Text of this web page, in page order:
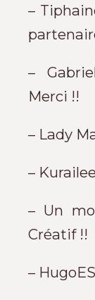
–
–
Merci !!
– Lady
–
– Un
Créatif !!
–